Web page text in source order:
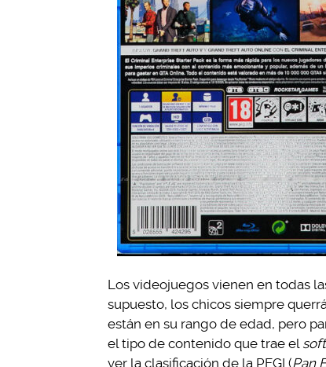
Los videojuegos vienen en todas
supuesto, los chicos siempre
están en su rango de edad, pero
el tipo de contenido que trae el
ver la clasificación de la PEGI (Pan